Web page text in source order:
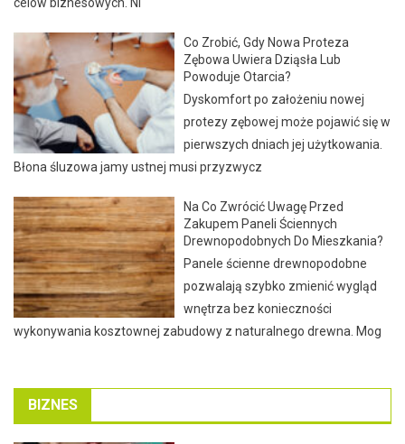
Co Zrobić, Gdy Nowa Proteza
Zębowa Uwiera Dziąsła Lub
Powoduje Otarcia?
Dyskomfort po założeniu nowej
protezy zębowej może pojawić się w
pierwszych dniach jej użytkowania.
Błona śluzowa jamy ustnej musi przyzwycz
Na Co Zwrócić Uwagę Przed
Zakupem Paneli Ściennych
Drewnopodobnych Do Mieszkania?
Panele ścienne drewnopodobne
pozwalają szybko zmienić wygląd
wnętrza bez konieczności
wykonywania kosztownej zabudowy z naturalnego drewna. Mog
BIZNES